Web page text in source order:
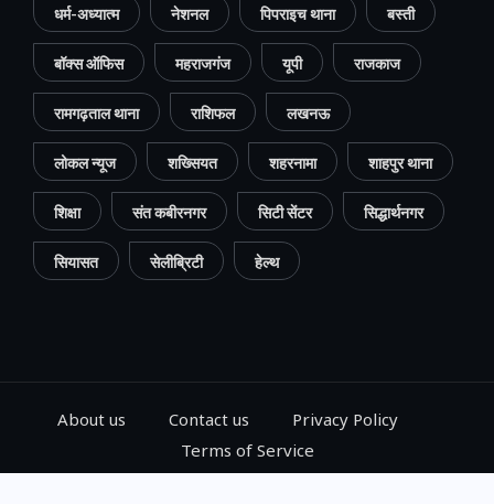
धर्म-अध्यात्म नेशनल पिपराइच थाना बस्ती
बॉक्स ऑफिस महराजगंज यूपी राजकाज
रामगढ़ताल थाना राशिफल लखनऊ
लोकल न्यूज शख्सियत शहरनामा शाहपुर थाना
शिक्षा संत कबीरनगर सिटी सेंटर सिद्धार्थनगर
सियासत सेलीब्रिटी हेल्थ
About us Contact us
Privacy Policy
Terms of Service